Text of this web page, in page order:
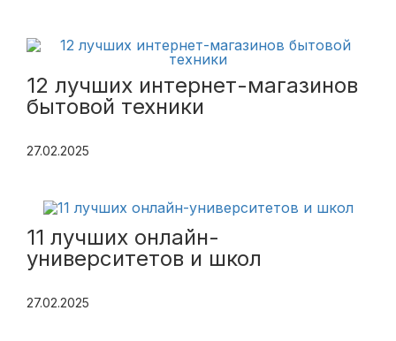
12 лучших интернет-магазинов
бытовой техники
27.02.2025
11 лучших онлайн-
университетов и школ
27.02.2025